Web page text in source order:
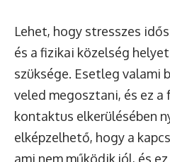
Lehet, hogy stresszes
és a fizikai közelség
szüksége. Esetleg valami
veled megosztani, és ez
kontaktus elkerülésében
elképzelhető, hogy a
ami nem működik jól, és